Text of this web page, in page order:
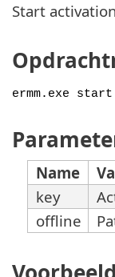
Start
ermm.exe
Name
key
offline